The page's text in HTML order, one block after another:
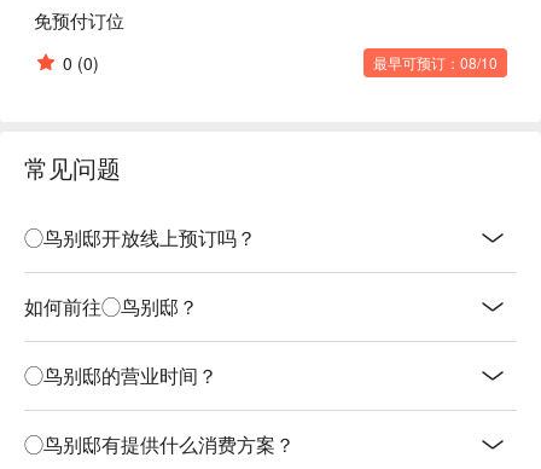
免预付订位
0 (0) 最早可预订：08/10
常见问题
◯鸟别邸开放线上预订吗？
如何前往◯鸟别邸？
◯鸟别邸的营业时间？
◯鸟别邸有提供什么消费方案？